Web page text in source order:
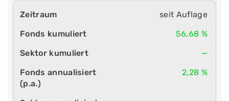
seit Auflage
56,68 %
—
2,28 %